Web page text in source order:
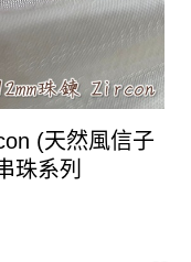
(天然風信子
珠系列